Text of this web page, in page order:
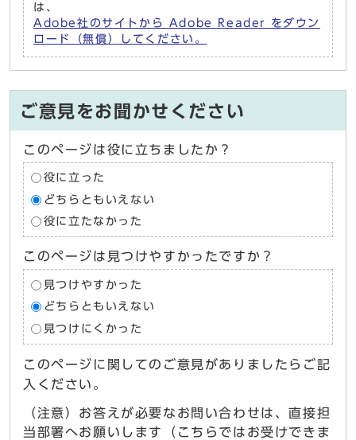
は、
Adobe社のサイトから Adobe Reader をダウン
ロード（無償）してください。
ご意見をお聞かせください
このページは役に立ちましたか？
役に立った
どちらともいえない
役に立たなかった
このページは見つけやすかったですか？
見つけやすかった
どちらともいえない
見つけにくかった
このページに関してのご意見がありましたらご記
入ください。
（注意）お答えが必要なお問い合わせは、直接担
当部署へお願いします（こちらではお受けできま